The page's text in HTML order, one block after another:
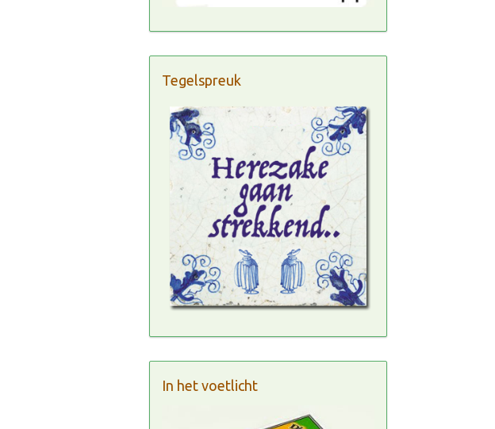
Tegelspreuk
In het voetlicht